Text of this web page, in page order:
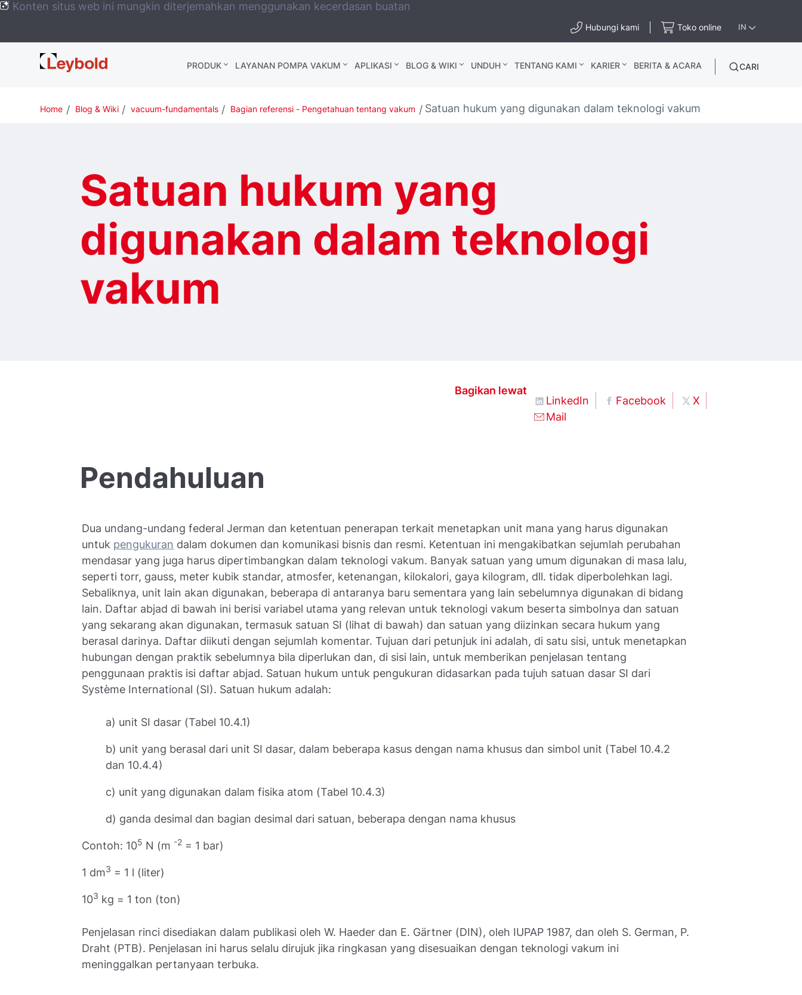
Konten situs web ini mungkin diterjemahkan menggunakan kecerdasan buatan
Hubungi kami Toko online IN
Leybold
Global
PRODUK LAYANAN POMPA VAKUM APLIKASI BLOG & WIKI UNDUH TENTANG KAMI KARIER BERITA & ACARA CARI
Home Blog & Wiki vacuum-fundamentals Bagian referensi - Pengetahuan tentang vakum Satuan hukum yang digunakan dalam teknologi vakum
Satuan hukum yang
digunakan dalam teknologi
vakum
Bagikan lewat
LinkedIn
Facebook
X
Mail
Pendahuluan
Dua undang-undang federal Jerman dan ketentuan penerapan terkait menetapkan unit mana yang harus digunakan
untuk pengukuran dalam dokumen dan komunikasi bisnis dan resmi. Ketentuan ini mengakibatkan sejumlah perubahan
mendasar yang juga harus dipertimbangkan dalam teknologi vakum. Banyak satuan yang umum digunakan di masa lalu,
seperti torr, gauss, meter kubik standar, atmosfer, ketenangan, kilokalori, gaya kilogram, dll. tidak diperbolehkan lagi.
Sebaliknya, unit lain akan digunakan, beberapa di antaranya baru sementara yang lain sebelumnya digunakan di bidang
lain. Daftar abjad di bawah ini berisi variabel utama yang relevan untuk teknologi vakum beserta simbolnya dan satuan
yang sekarang akan digunakan, termasuk satuan SI (lihat di bawah) dan satuan yang diizinkan secara hukum yang
berasal darinya. Daftar diikuti dengan sejumlah komentar. Tujuan dari petunjuk ini adalah, di satu sisi, untuk menetapkan
hubungan dengan praktik sebelumnya bila diperlukan dan, di sisi lain, untuk memberikan penjelasan tentang
penggunaan praktis isi daftar abjad. Satuan hukum untuk pengukuran didasarkan pada tujuh satuan dasar SI dari
Système International (SI). Satuan hukum adalah:
a) unit SI dasar (Tabel 10.4.1)
b) unit yang berasal dari unit SI dasar, dalam beberapa kasus dengan nama khusus dan simbol unit (Tabel 10.4.2
dan 10.4.4)
c) unit yang digunakan dalam fisika atom (Tabel 10.4.3)
d) ganda desimal dan bagian desimal dari satuan, beberapa dengan nama khusus
Contoh: 105 N (m -2 = 1 bar)
1 dm3 = 1 l (liter)
103 kg = 1 ton (ton)
Penjelasan rinci disediakan dalam publikasi oleh W. Haeder dan E. Gärtner (DIN), oleh IUPAP 1987, dan oleh S. German, P.
Draht (PTB). Penjelasan ini harus selalu dirujuk jika ringkasan yang disesuaikan dengan teknologi vakum ini
meninggalkan pertanyaan terbuka.